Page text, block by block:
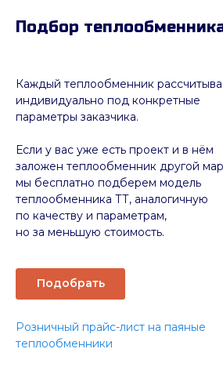
Подбор
Подобрать
Каждый теплообменник
индивидуально под конкретные
параметры заказчика.
Если у вас уже есть проект и в нём
заложен теплообменник другой
мы бесплатно подберем модель
теплообменника ТТ, аналогичную
по качеству и параметрам,
но за меньшую стоимость.
Розничный прайс-лист на паяные
теплообменники